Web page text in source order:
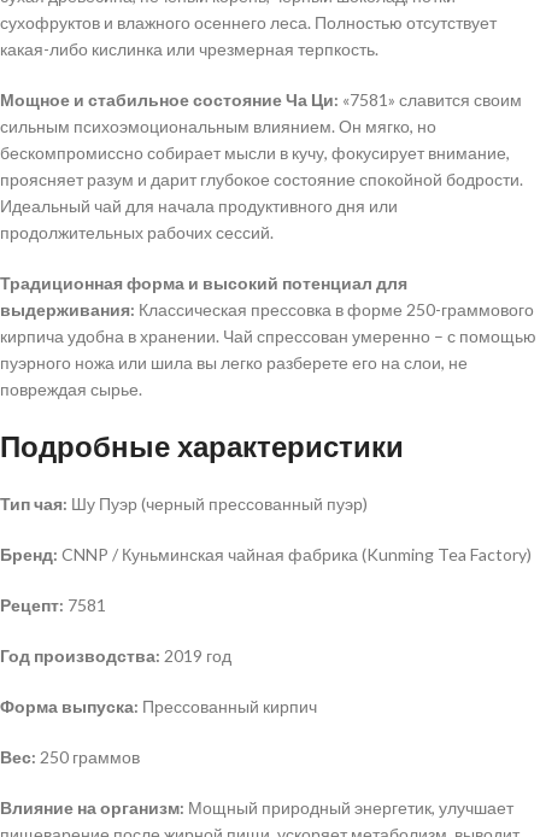
сухофруктов и влажного осеннего леса. Полностью отсутствует
какая-либо кислинка или чрезмерная терпкость.
Мощное и стабильное состояние Ча Ци: «7581» славится своим
сильным психоэмоциональным влиянием. Он мягко, но
бескомпромиссно собирает мысли в кучу, фокусирует внимание,
проясняет разум и дарит глубокое состояние спокойной бодрости.
Идеальный чай для начала продуктивного дня или
продолжительных рабочих сессий.
Традиционная форма и высокий потенциал для
выдерживания: Классическая прессовка в форме 250-граммового
кирпича удобна в хранении. Чай спрессован умеренно – с помощью
пуэрного ножа или шила вы легко разберете его на слои, не
повреждая сырье.
Подробные характеристики
Тип чая: Шу Пуэр (черный прессованный пуэр)
Бренд: CNNP / Куньминская чайная фабрика (Kunming Tea Factory)
Рецепт: 7581
Год производства: 2019 год
Форма выпуска: Прессованный кирпич
Вес: 250 граммов
Влияние на организм: Мощный природный энергетик, улучшает